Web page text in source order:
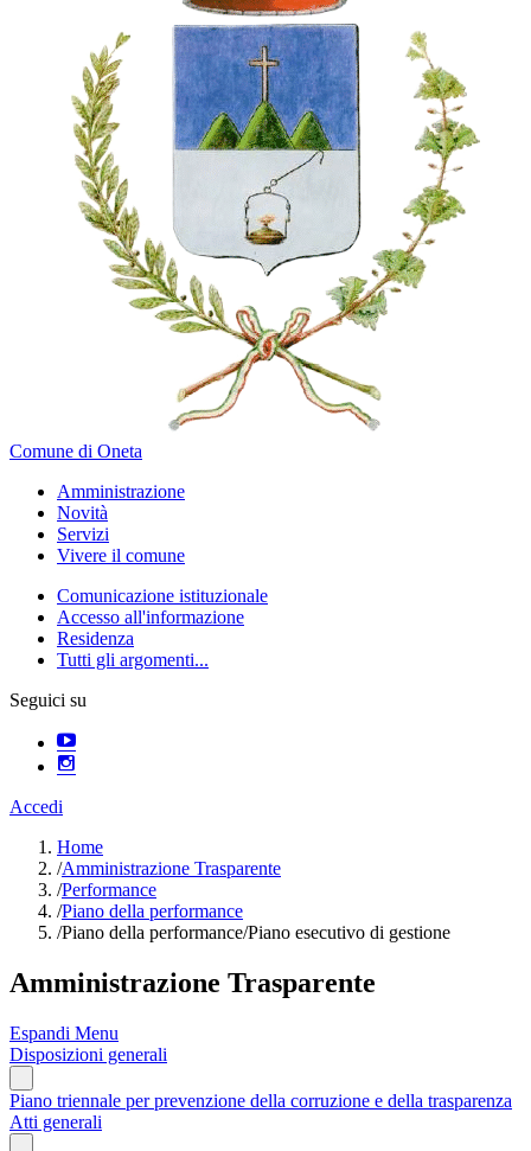
Comune di Oneta
Amministrazione
Novità
Servizi
Vivere il comune
Comunicazione istituzionale
Accesso all'informazione
Residenza
Tutti gli argomenti...
Seguici su
Accedi
Home
/Amministrazione Trasparente
/Performance
/Piano della performance
/Piano della performance/Piano esecutivo di gestione
Amministrazione Trasparente
Espandi Menu
Disposizioni generali
Piano triennale per prevenzione della corruzione e della trasparenza
Atti generali